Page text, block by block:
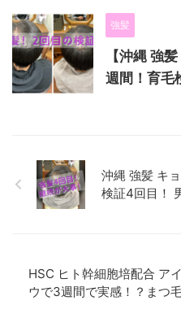
強髪
【沖縄 強
週間！育毛
沖縄 強髪 キ
検証4回目！
HSC ヒト幹細胞培配合 ア
ウで3週間で実感！？まつ